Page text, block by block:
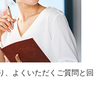
、よくいただくご質問と回